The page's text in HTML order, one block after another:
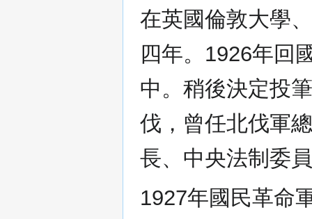
在英國倫敦大學
四年。1926年回
中。稍後決定投
伐，曾任北伐軍
長、中央法制委
1927年國民革命